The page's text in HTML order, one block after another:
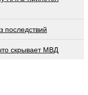
последствий
скрывает МВД